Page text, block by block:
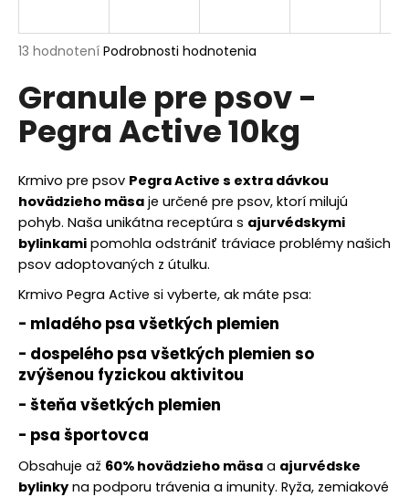
Priemerné
produktu
je
4,4
hviezdičiek.
13 hodnotení Podrobnosti hodnotenia
Granule pre psov -
Pegra Active 10kg
Krmivo pre psov Pegra Active s extra dávkou
hovädzieho mäsa je určené pre psov, ktorí milujú
pohyb. Naša unikátna receptúra s ajurvédskymi
bylinkami pomohla odstrániť tráviace problémy našich
psov adoptovaných z útulku.
Krmivo Pegra Active si vyberte, ak máte psa:
- mladého psa všetkých plemien
- dospelého psa všetkých plemien so
zvýšenou fyzickou aktivitou
- šteňa všetkých plemien
- psa športovca
Obsahuje až 60% hovädzieho mäsa a ajurvédske
bylinky na podporu trávenia a imunity. Ryža, zemiakové
j
ť
?
HĽADAŤ
O
p
o
r
č
a
m
e